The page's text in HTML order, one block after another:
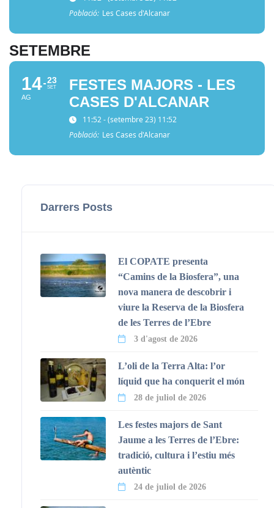
Població: Les Cases d'Alcanar
SETEMBRE
14
AG
23
SET
FESTES MAJORS - LES
CASES D'ALCANAR
11:52 - (setembre 23) 11:52
Població: Les Cases d'Alcanar
Darrers Posts
El COPATE presenta
“Camins de la Biosfera”, una
nova manera de descobrir i
viure la Reserva de la Biosfera
de les Terres de l’Ebre
3 d'agost de 2026
L’oli de la Terra Alta: l’or
líquid que ha conquerit el món
28 de juliol de 2026
Les festes majors de Sant
Jaume a les Terres de l’Ebre:
tradició, cultura i l’estiu més
autèntic
24 de juliol de 2026